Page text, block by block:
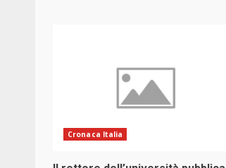
Cronaca Italia